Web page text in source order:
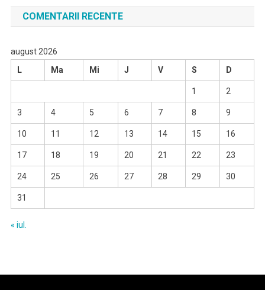
COMENTARII RECENTE
august 2026
L
Ma Mi J V S D
1 2
3 4 5 6 7 8 9
10 11 12 13 14 15 16
17 18 19 20 21 22 23
24 25 26 27 28 29 30
31
« iul.